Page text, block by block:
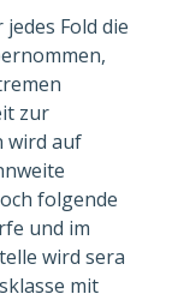
Fold die
zur
wird auf
folgende
und im
wird sera
mit